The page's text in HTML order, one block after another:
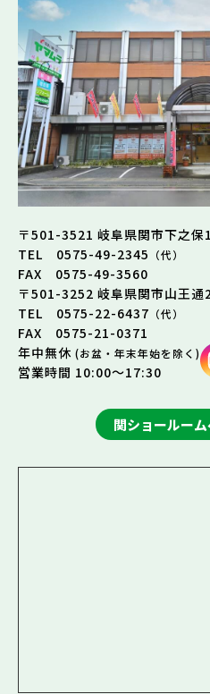
〒501-3521 岐阜県関市下之保
TEL 0575-49-2345 （代）
FAX 0575-49-3560
〒501-3252 岐阜県関市山王通
TEL 0575-22-6437 （代）
FAX 0575-21-0371
年中無休 (お盆・年末年始を除く)
営業時間 10:00～17:30
関ショールー